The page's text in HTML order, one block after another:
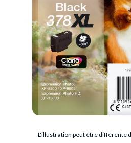
L'illustration peut être différente